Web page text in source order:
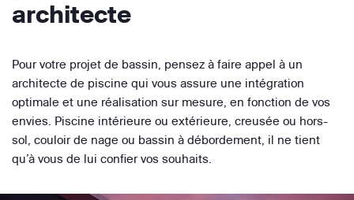
architecte
Pour votre projet de bassin, pensez à faire appel à un
architecte de piscine qui vous assure une intégration
optimale et une réalisation sur mesure, en fonction de vos
envies. Piscine intérieure ou extérieure, creusée ou hors-
sol, couloir de nage ou bassin à débordement, il ne tient
qu’à vous de lui confier vos souhaits.